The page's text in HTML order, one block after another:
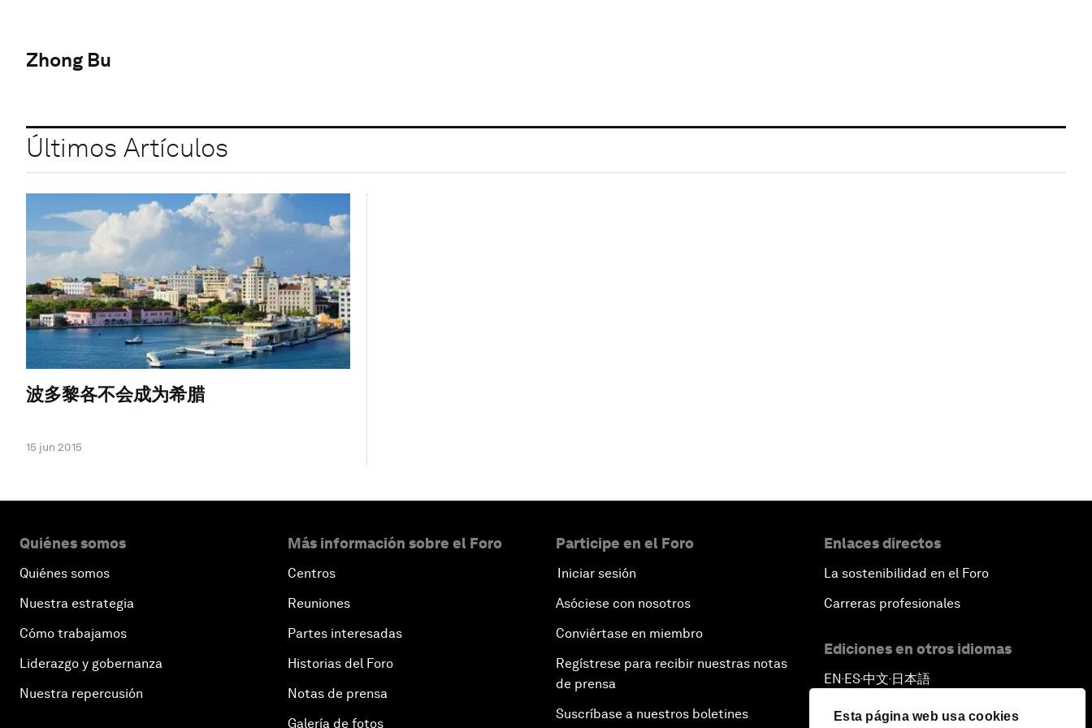
Esta página web usa cookies
Zhong Bu
Últimos Artículos
波多黎各不会成为希腊
15 jun 2015
Quiénes somos
Quiénes somos
Nuestra estrategia
Cómo trabajamos
Liderazgo y gobernanza
Nuestra repercusión
Más información sobre el Foro
Centros
Reuniones
Partes interesadas
Historias del Foro
Notas de prensa
Galería de fotos
Participe en el Foro
Iniciar sesión
Asóciese con nosotros
Conviértase en miembro
Regístrese para recibir nuestras notas
de prensa
Suscríbase a nuestros boletines
Enlaces directos
La sostenibilidad en el Foro
Carreras profesionales
Ediciones en otros idiomas
EN ▪ES▪中文▪ 日本語